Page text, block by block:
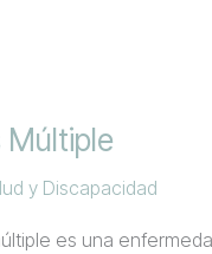
Múltiple
y Discapacidad
es una